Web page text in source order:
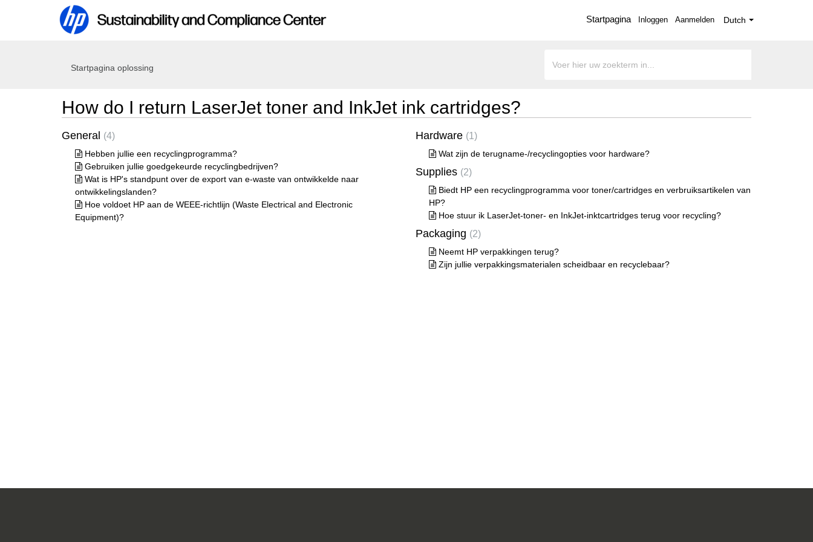
Startpagina Dutch
Inloggen Aanmelden
Startpagina oplossing
How do I return LaserJet toner and InkJet ink cartridges?
General 4
Hebben jullie een recyclingprogramma?
Gebruiken jullie goedgekeurde recyclingbedrijven?
Wat is HP's standpunt over de export van e-waste van ontwikkelde naar
ontwikkelingslanden?
Hoe voldoet HP aan de WEEE-richtlijn (Waste Electrical and Electronic
Equipment)?
Hardware 1
Wat zijn de terugname-/recyclingopties voor hardware?
Supplies 2
Biedt HP een recyclingprogramma voor toner/cartridges en verbruiksartikelen van
HP?
Hoe stuur ik LaserJet-toner- en InkJet-inktcartridges terug voor recycling?
Packaging 2
Neemt HP verpakkingen terug?
Zijn jullie verpakkingsmaterialen scheidbaar en recyclebaar?